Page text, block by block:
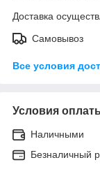
Доставка
Самовывоз
Все условия
Условия
Наличными
Безналичный